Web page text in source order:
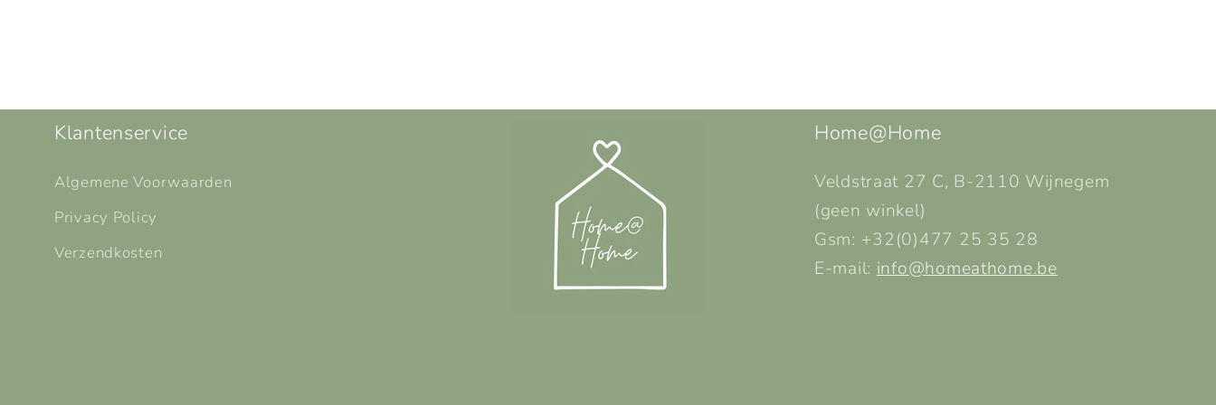
Klantenservice
Algemene Voorwaarden
Privacy Policy
Verzendkosten
Home@Home
Veldstraat 27 C, B-2110 Wijnegem
(geen winkel)
Gsm: +32(0)477 25 35 28
E-mail: info@homeathome.be